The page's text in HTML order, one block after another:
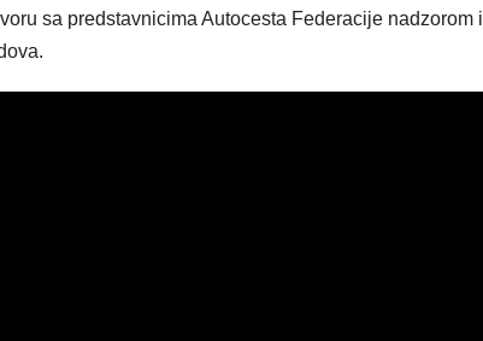
sa predstavnicima Autocesta Federacije nadzorom i